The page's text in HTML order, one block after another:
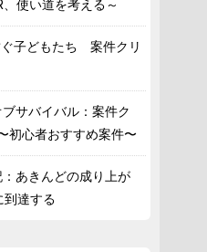
使い道を考える～
ぐ子どもたち 案件クリ
サバイバル：案件ク
心者おすすめ案件〜
：あきんどの成り上が
到達する